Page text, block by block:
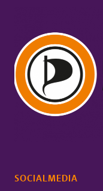
SOCIALMEDIA